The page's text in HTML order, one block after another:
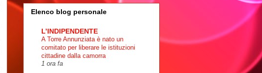
Elenco blog personale
L’INDIPENDENTE
A Torre Annunziata è nato un
comitato per liberare le istituzioni
cittadine dalla camorra
1 ora fa